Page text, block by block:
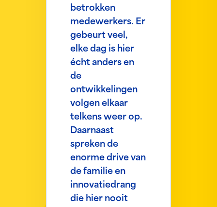
betrokken
medewerkers. Er
gebeurt veel,
elke dag is hier
écht anders en
de
ontwikkelingen
volgen elkaar
telkens weer op.
Daarnaast
spreken de
enorme drive van
de familie en
innovatiedrang
die hier nooit